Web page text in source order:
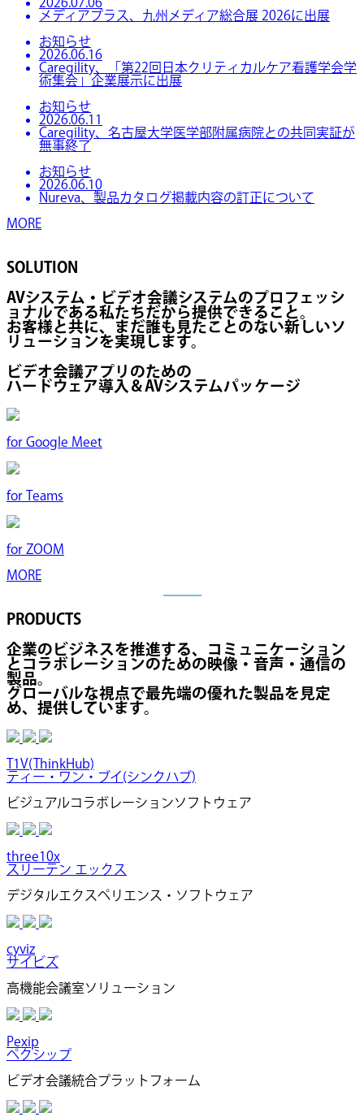
2026.07.06
メディアプラス、九州メディア総合展 2026に出展
お知らせ
2026.06.16
Caregility、「第22回日本クリティカルケア看護学会学
術集会」企業展示に出展
お知らせ
2026.06.11
Caregility、名古屋大学医学部附属病院との共同実証が
無事終了
お知らせ
2026.06.10
Nureva、製品カタログ掲載内容の訂正について
MORE
SOLUTION
AVシステム・ビデオ会議システムのプロフェッシ
ョナルである私たちだから提供できること。
お客様と共に、まだ誰も見たことのない新しいソ
リューションを実現します。
ビデオ会議アプリのための
ハードウェア導入＆AVシステムパッケージ
for Google Meet
for Teams
for ZOOM
MORE
PRODUCTS
企業のビジネスを推進する、コミュニケーション
とコラボレーションのための映像・音声・通信の
製品。
グローバルな視点で最先端の優れた製品を見定
め、提供しています。
T1V(ThinkHub)
ティー・ワン・ブイ(シンクハブ)
ビジュアルコラボレーションソフトウェア
three10x
スリーテン エックス
デジタルエクスペリエンス・ソフトウェア
cyviz
サイビズ
高機能会議室ソリューション
Pexip
ペクシップ
ビデオ会議統合プラットフォーム